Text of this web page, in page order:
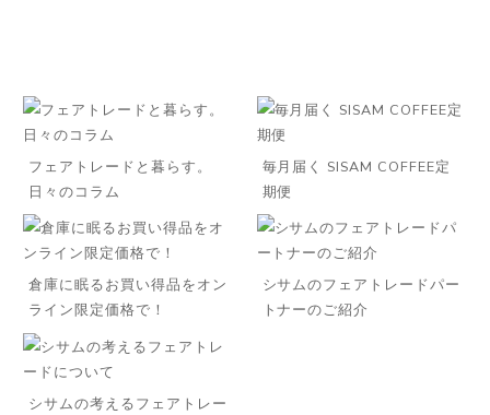
フェアトレードと暮らす。
日々のコラム
毎月届く SISAM COFFEE定
期便
倉庫に眠るお買い得品をオン
ライン限定価格で！
シサムのフェアトレードパー
トナーのご紹介
シサムの考えるフェアトレー